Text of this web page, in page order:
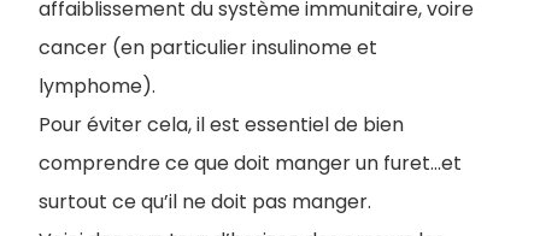
affaiblissement du système immunitaire, voire
cancer (en particulier insulinome et
lymphome).
Pour éviter cela, il est essentiel de bien
comprendre ce que doit manger un furet...et
surtout ce qu’il ne doit pas manger.